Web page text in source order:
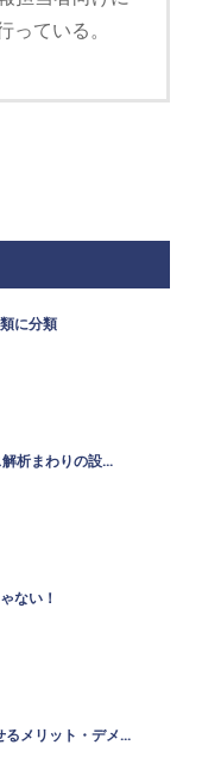
っている。
に分類
析まわりの設...
ない！
メリット・デメ...